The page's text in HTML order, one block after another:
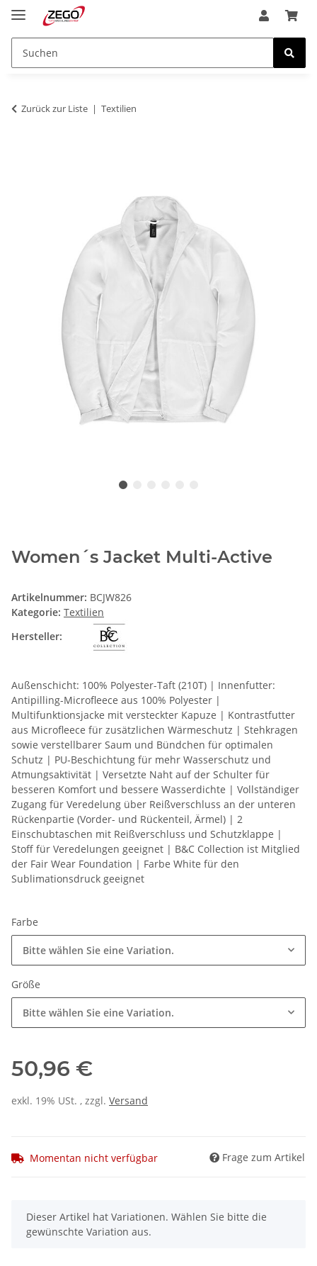
Zurück zur Liste Textilien
Women´s Jacket Multi-Active
Artikelnummer: BCJW826
Kategorie: Textilien
Hersteller:
Außenschicht: 100% Polyester-Taft (210T) | Innenfutter:
Antipilling-Microfleece aus 100% Polyester |
Multifunktionsjacke mit versteckter Kapuze | Kontrastfutter
aus Microfleece für zusätzlichen Wärmeschutz | Stehkragen
sowie verstellbarer Saum und Bündchen für optimalen
Schutz | PU-Beschichtung für mehr Wasserschutz und
Atmungsaktivität | Versetzte Naht auf der Schulter für
besseren Komfort und bessere Wasserdichte | Vollständiger
Zugang für Veredelung über Reißverschluss an der unteren
Rückenpartie (Vorder- und Rückenteil, Ärmel) | 2
Einschubtaschen mit Reißverschluss und Schutzklappe |
Stoff für Veredelungen geeignet | B&C Collection ist Mitglied
der Fair Wear Foundation | Farbe White für den
Sublimationsdruck geeignet
Farbe
Bitte wählen Sie eine Variation.
Größe
Bitte wählen Sie eine Variation.
50,96 €
exkl. 19% USt. , zzgl. Versand
Momentan nicht verfügbar Frage zum Artikel
x
Dieser Artikel hat Variationen. Wählen Sie bitte die
gewünschte Variation aus.